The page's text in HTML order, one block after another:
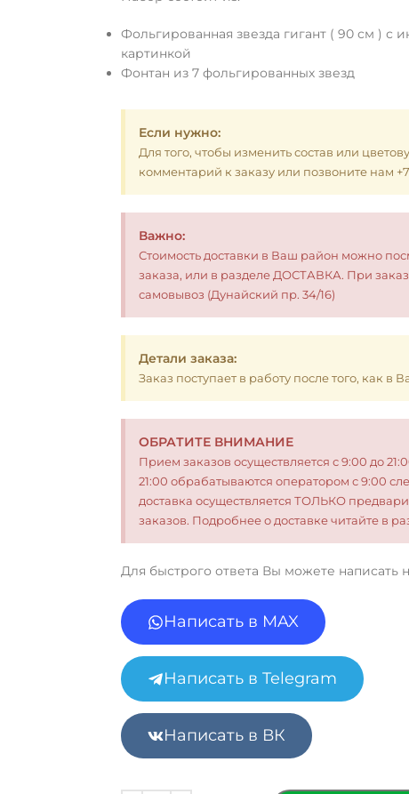
Фольгированная звезда гигант ( 90 см ) с
картинкой
Фонтан из 7 фольгированных звезд
Если нужно:
Для того, чтобы изменить состав или
комментарий к заказу или позвоните нам +7
Важно:
Стоимость доставки в Ваш район можно
заказа, или в разделе ДОСТАВКА. При
самовывоз (Дунайский пр. 34/16)
Детали заказа:
Заказ поступает в работу после того, как
ОБРАТИТЕ ВНИМАНИЕ
Прием заказов осуществляется с 9:00 до
21:00 обрабатываются оператором с 9:00
доставка осуществляется ТОЛЬКО
заказов. Подробнее о доставке читайте в
Для быстрого ответа Вы можете написать
Написать в MAX
Написать в Telegram
Написать в ВК